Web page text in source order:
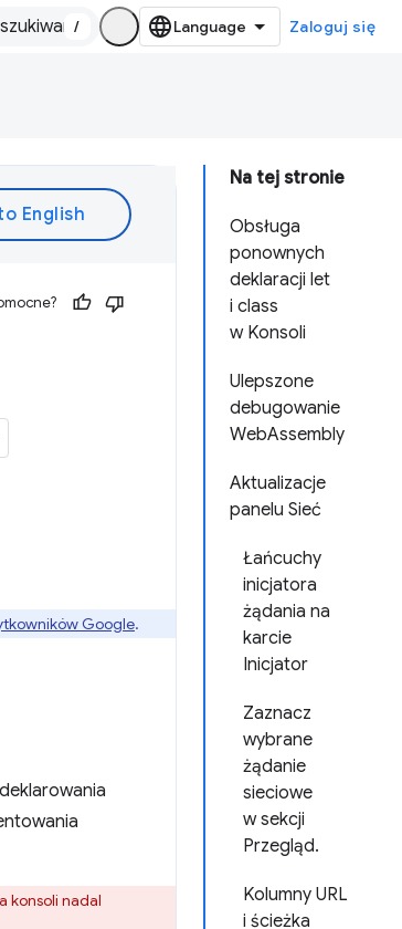
/ Zaloguj się
Na tej stronie
Obsługa
ponownych
deklaracji let
i class
w Konsoli
Ulepszone
debugowanie
WebAssembly
Aktualizacje
panelu Sieć
Łańcuchy
inicjatora
żądania na
karcie
Inicjator
Zaznacz
wybrane
żądanie
sieciowe
w sekcji
Przegląd.
Kolumny URL
i ścieżka
Google.
konsoli nadal